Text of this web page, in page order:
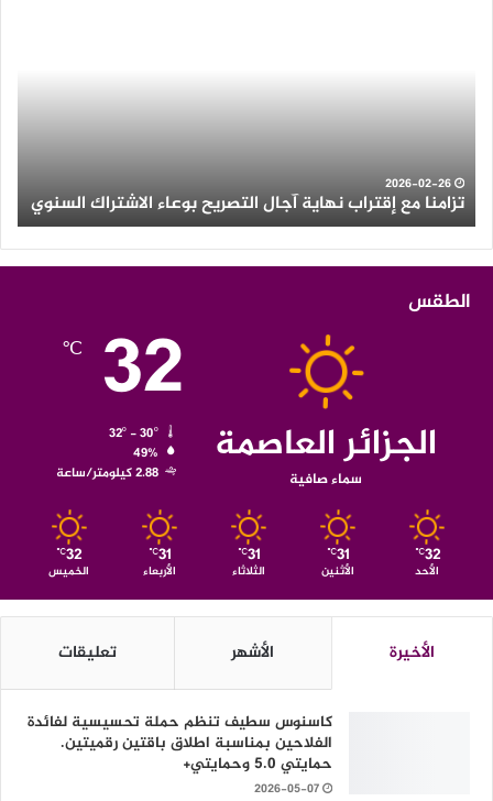
السنوي
2026-02-26
تزامنا مع إقتراب نهاية آجال التصريح بوعاء الاشتراك السنوي
الطقس
الجزائر العاصمة
سماء صافية
32
℃
49%
2.88 كيلومتر/ساعة
32
℃
الأحد
31
℃
الأثنين
31
℃
الثلاثاء
31
℃
الأربعاء
32
℃
الخميس
الأخيرة الأشهر تعليقات
كاسنوس سطيف تنظم حملة تحسيسية لفائدة
الفلاحين بمناسبة اطلاق باقتين رقميتين.
حمايتي 5.0 وحمايتي+
2026-05-07